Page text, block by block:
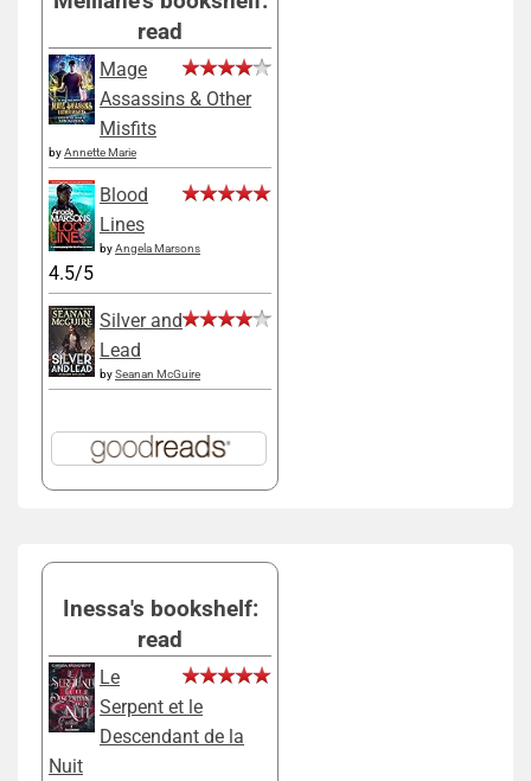
read
Mage
Assassins & Other
Misfits
byAnnette Marie
Blood
Lines
byAngela Marsons
4.5/5
Silver and
Lead
bySeanan McGuire
Inessa's bookshelf:
read
Le
Serpent et le
Descendant de la
Nuit